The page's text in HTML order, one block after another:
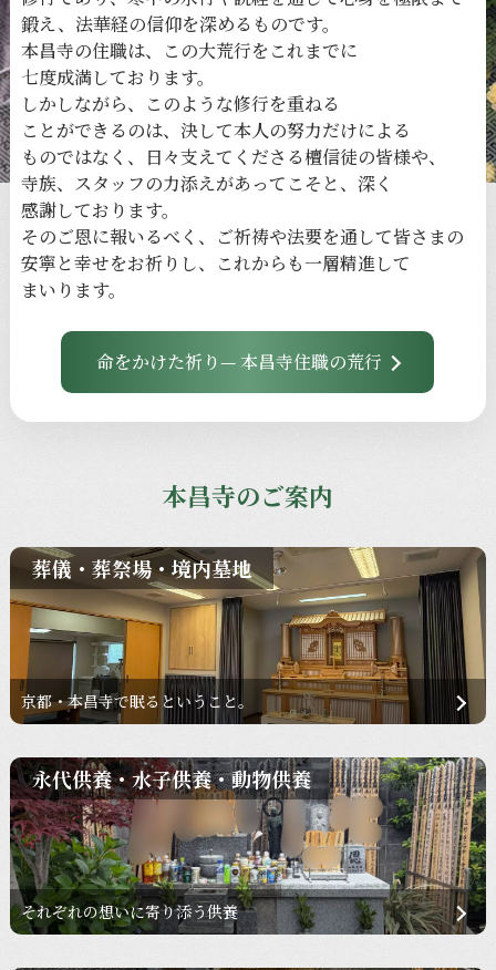
鍛え、 法華経の信仰を深める ものです。
本昌寺の住職は、 この大荒行をこれまでに
七度成満しております。
しかしながら、
このような修行を重ねる
ことができるのは、 決して本人の努力だけによる
ものではなく、
日々支えてくださる檀信徒の皆様や、
寺族、 スタッフの力添えがあってこそと、 深く
感謝しております。
そのご恩に報いるべく、 ご祈祷や法要を通して皆さまの
安寧と幸せをお祈りし、 これからも一層精進して
まいります。
命をかけた祈り— 本昌寺住職の荒行
本昌寺のご案内
葬儀・葬祭場・境内墓地
京都・本昌寺で眠るということ。
永代供養・水子供養・動物供養
それぞれの想いに寄り添う供養